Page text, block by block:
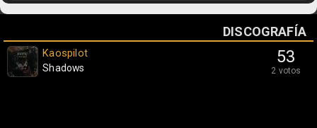
DISCOGRAFÍA
53
2 votos
Kaospilot
Shadows